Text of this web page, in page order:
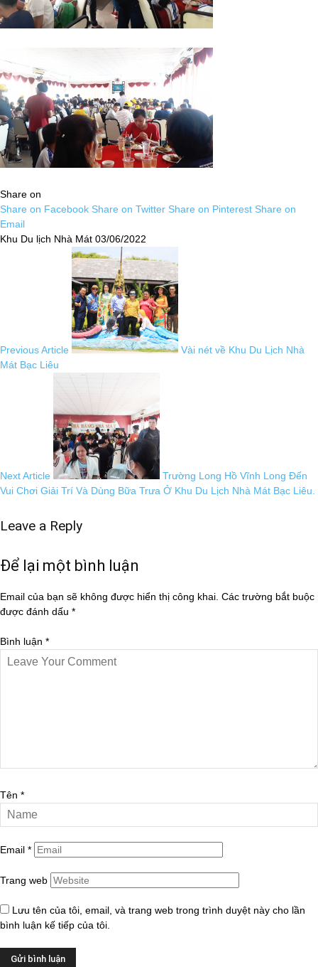
Share on
Share on Facebook Share on Twitter Share on Pinterest Share on
Email
Khu Du lịch Nhà Mát 03/06/2022
Previous Article
Vài nét về Khu Du Lịch Nhà
Mát Bạc Liêu
Next Article
Trường Long Hồ Vĩnh Long Đến
Vui Chơi Giải Trí Và Dùng Bữa Trưa Ở Khu Du Lịch Nhà Mát Bạc Liêu.
Leave a Reply
Để lại một bình luận
Email của bạn sẽ không được hiển thị công khai. Các trường bắt buộc
được đánh dấu *
Bình luận *
Tên *
Email *
Trang web
Lưu tên của tôi, email, và trang web trong trình duyệt này cho lần
bình luận kế tiếp của tôi.